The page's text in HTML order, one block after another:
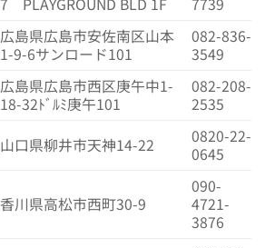
広島県広島市安佐南区山本
1-9-6サンロード101
082-836-
3549
広島県広島市西区庚午中1-
18-32ﾄﾞﾙﾐ庚午101
082-208-
2535
山口県柳井市天神14-22
0820-22-
0645
香川県高松市西町30-9
090-
4721-
3876